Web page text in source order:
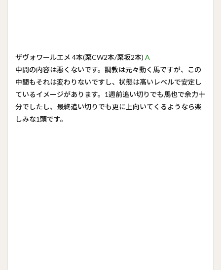
ザヴォワールエメ 4本(栗CW2本/栗坂2本) A
中間の内容は悪くないです。調教は元々動く馬ですが、この
中間もそれは変わりないですし、状態は高いレベルで安定し
ているイメージがあります。1週前追い切りでも馬也で余力十
分でしたし、最終追い切りでも更に上向いてくるようなら楽
しみな1頭です。